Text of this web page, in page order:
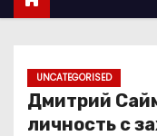
UNCATEGORISED
Дмитрий
личность с